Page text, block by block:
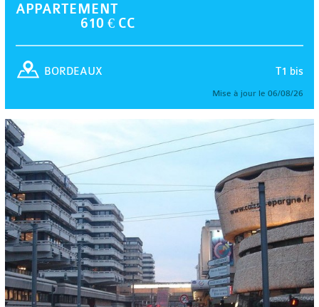
APPARTEMENT
610 € CC
T1 bis
BORDEAUX
Mise à jour le 06/08/26